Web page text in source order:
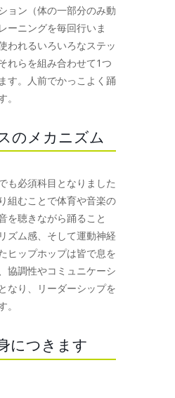
ョン（体の一部分のみ動
ーニングを毎回行いま
われるいろいろなステッ
れらを組み合わせて1つ
す。人前でかっこよく踊
のメカニズム
も必須科目となりました
組むことで体育や音楽の
を聴きながら踊ること
ズム感、そして運動神経
ヒップホップは皆で息を
協調性やコミュニケーシ
なり、リーダーシップを
につきます